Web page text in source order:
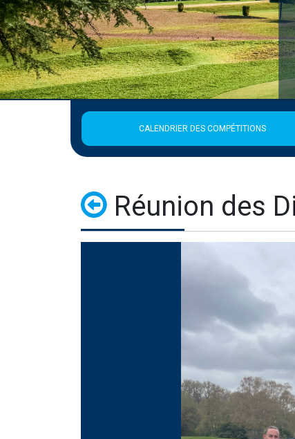
CALENDRIER DES COMPÉTITIONS
Réunion des